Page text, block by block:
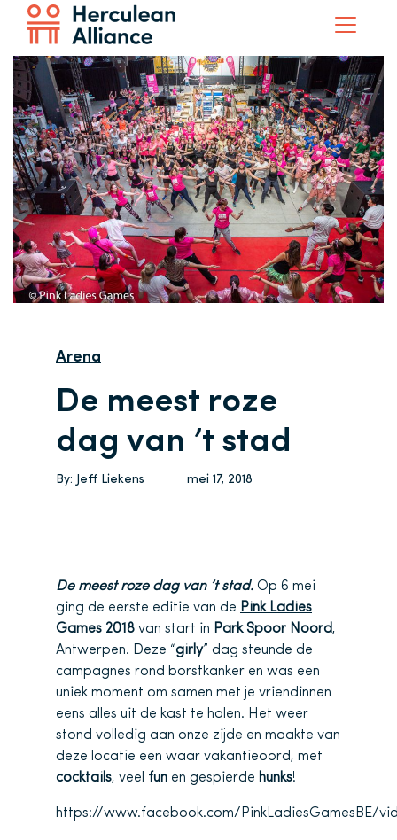
Arena
De meest roze
dag van ’t stad
By: Jeff Liekens mei 17, 2018
De meest roze dag van ’t stad. Op 6 mei
ging de eerste editie van de Pink Ladies
Games 2018 van start in Park Spoor Noord,
Antwerpen. Deze “girly” dag steunde de
campagnes rond borstkanker en was een
uniek moment om samen met je vriendinnen
eens alles uit de kast te halen. Het weer
stond volledig aan onze zijde en maakte van
deze locatie een waar vakantieoord, met
cocktails, veel fun en gespierde hunks!
https://www.facebook.com/PinkLadiesGamesBE/